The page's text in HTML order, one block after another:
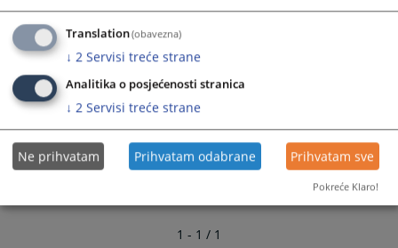
1 - 1 / 1
Translation(obavezna)
↓ 2 Servisi treće strane
Analitika o posjećenosti stranica
↓ 2 Servisi treće strane
Ne prihvatam Prihvatam odabrane Prihvatam sve
Pokreće Klaro!